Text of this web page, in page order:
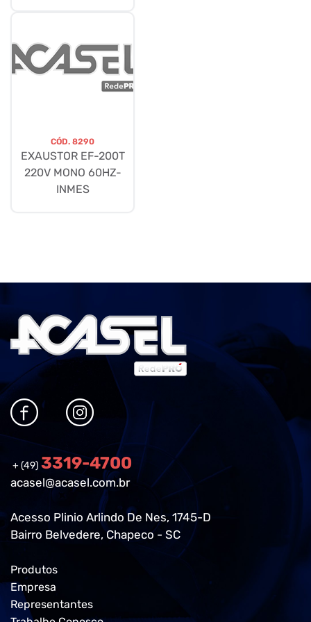
CÓD. 8290
EXAUSTOR EF-200T
220V MONO 60HZ-
INMES
+ (49) 3319-4700
acasel@acasel.com.br
Acesso Plinio Arlindo De Nes, 1745-D
Bairro Belvedere, Chapeco - SC
Produtos
Empresa
Representantes